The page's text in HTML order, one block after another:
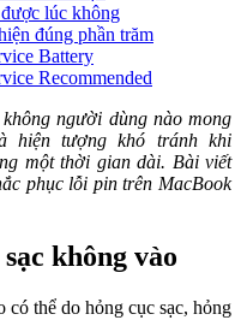
lúc không
đúng phần trăm
Battery
Recommended
người dùng nào mong
hiện tượng khó tránh khi
một thời gian dài. Bài viết
phục lỗi pin trên MacBook
không vào
thể do hỏng cục sạc, hỏng